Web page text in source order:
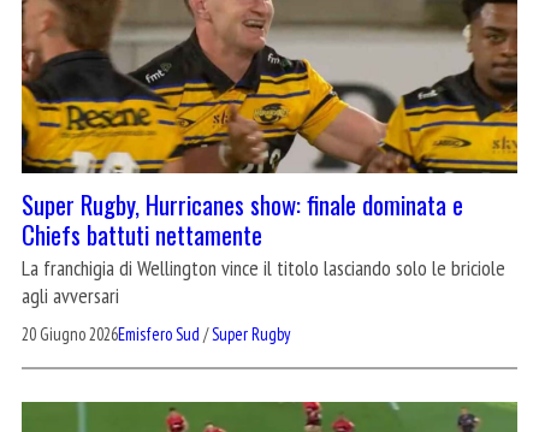
Super Rugby, Hurricanes show: finale dominata e
Chiefs battuti nettamente
La franchigia di Wellington vince il titolo lasciando solo le briciole
agli avversari
20 Giugno 2026Emisfero Sud /Super Rugby